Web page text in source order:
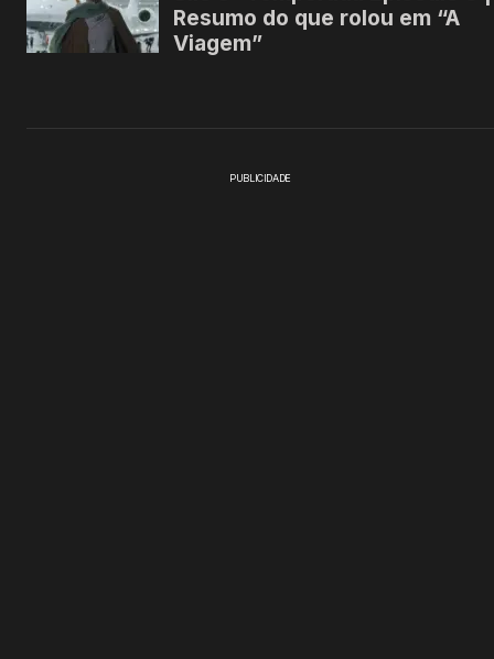
PUBLICIDADE